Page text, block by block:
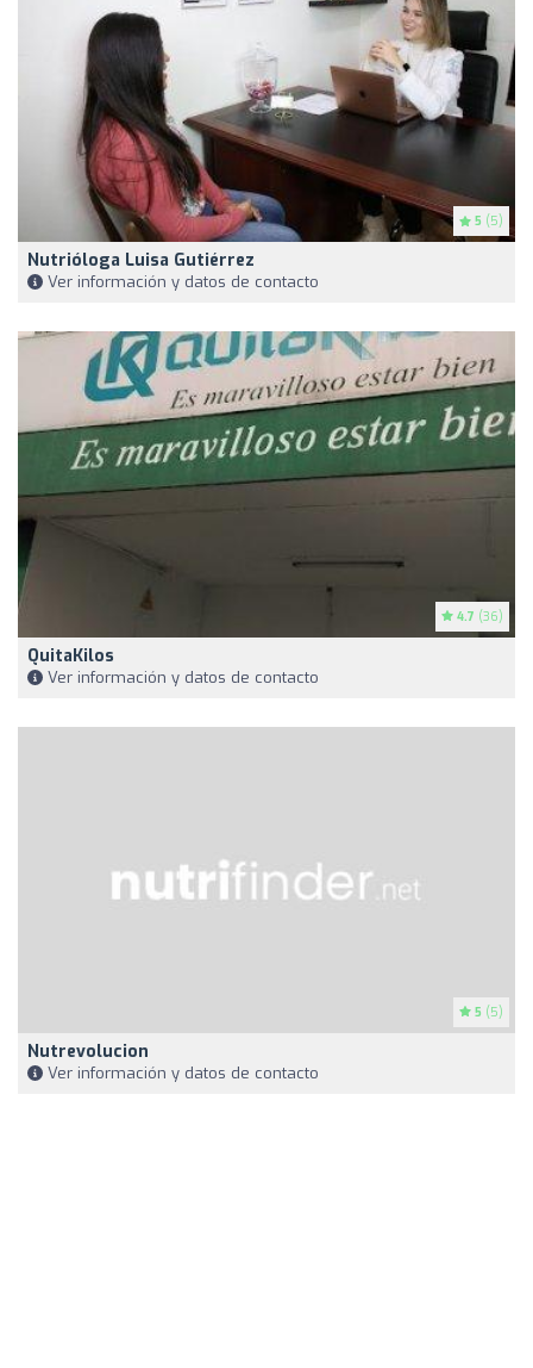
5 (5)
Nutrióloga Luisa Gutiérrez
Ver información y datos de contacto
4.7 (36)
QuitaKilos
Ver información y datos de contacto
5 (5)
Nutrevolucion
Ver información y datos de contacto